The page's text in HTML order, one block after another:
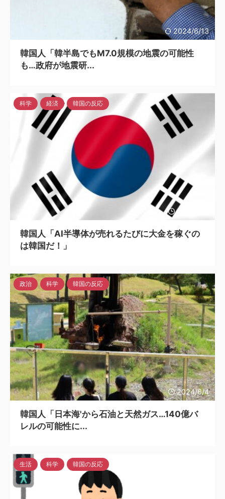
2024/6/13
韓国人「韓半島でもM7.0規模の地震の可能性
も…政府が地震研...
2024/6/9
科学 経済 韓国の反応
韓国人「AI半導体が売れるたびに大金を稼ぐの
は韓国だ！」
2024/6/4
政治 科学 韓国の反応
韓国人「日本海'から石油と天然ガス…140億バ
レルの可能性に...
生活 科学 韓国の反応